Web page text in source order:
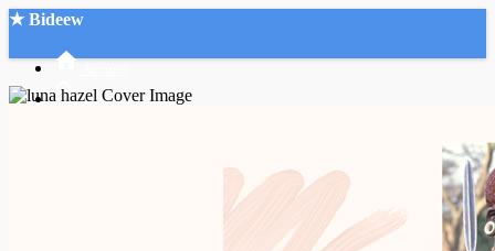
★ Bideew